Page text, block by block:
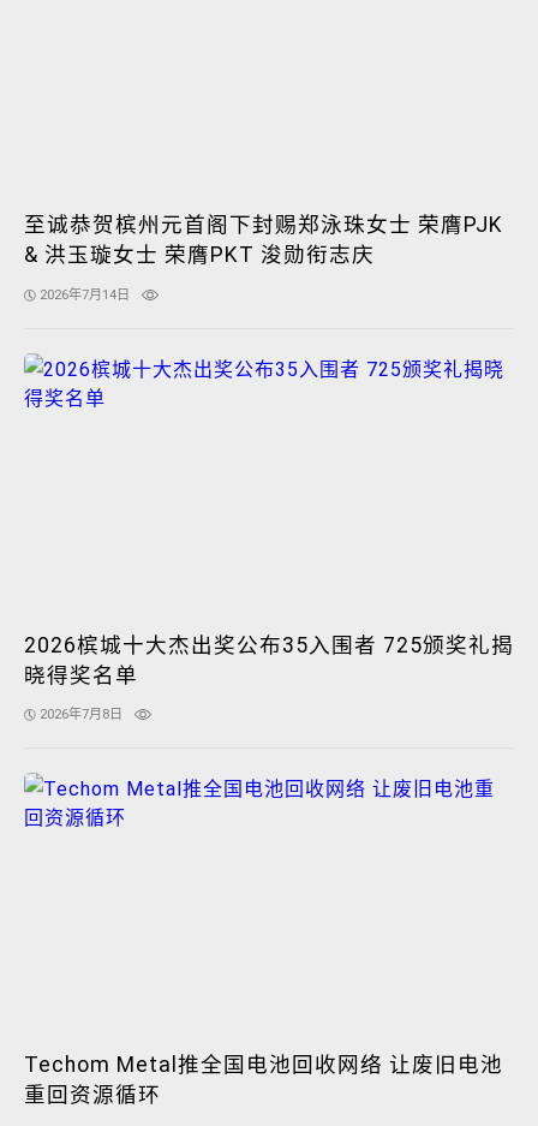
至诚恭贺槟州元首阁下封赐郑泳珠女士 荣膺PJK
& 洪玉璇女士 荣膺PKT 浚勋衔志庆
2026年7月14日
2026槟城十大杰出奖公布35入围者 725颁奖礼揭
晓得奖名单
2026年7月8日
Techom Metal推全国电池回收网络 让废旧电池
重回资源循环